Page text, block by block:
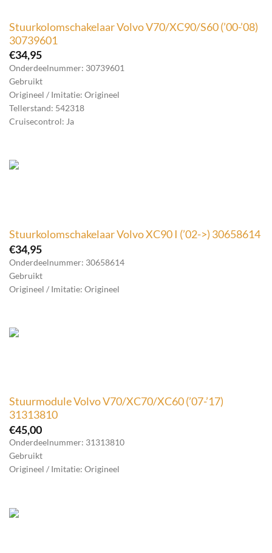
Stuurkolomschakelaar Volvo V70/XC90/S60 (’00-’08)
30739601
€34,95
Onderdeelnummer: 30739601
Gebruikt
Origineel / Imitatie: Origineel
Tellerstand: 542318
Cruisecontrol: Ja
Stuurkolomschakelaar Volvo XC90 I (’02->) 30658614
€34,95
Onderdeelnummer: 30658614
Gebruikt
Origineel / Imitatie: Origineel
Stuurmodule Volvo V70/XC70/XC60 (’07-’17)
31313810
€45,00
Onderdeelnummer: 31313810
Gebruikt
Origineel / Imitatie: Origineel